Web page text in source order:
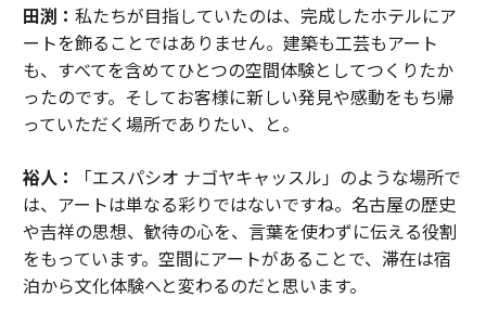
田渕： 私たちが目指していたのは、完成したホテルにア
ートを飾ることではありません。建築も工芸もアート
も、すべてを含めてひとつの空間体験としてつくりたか
ったのです。そしてお客様に新しい発見や感動をもち帰
っていただく場所でありたい、と。
裕人：
「エスパシオ ナゴヤキャッスル」のような場所で
は、アートは単なる彩りではないですね。名古屋の歴史
や吉祥の思想、歓待の心を、言葉を使わずに伝える役割
をもっています。空間にアートがあることで、滞在は宿
泊から文化体験へと変わるのだと思います。